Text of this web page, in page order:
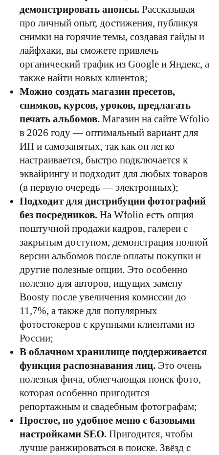
демонстрировать анонсы. Рассказывая
про личный опыт, достижения, публикуя
снимки на горячие темы, создавая гайды и
лайфхаки, вы сможете привлечь
органический трафик из Google и Яндекс, а
также найти новых клиентов;
Можно создать магазин пресетов,
снимков, курсов, уроков, предлагать
печать альбомов. Магазин на сайте Wfolio
в 2026 году — оптимальный вариант для
ИП и самозанятых, так как он легко
настраивается, быстро подключается к
эквайрингу и подходит для любых товаров
(в первую очередь — электронных);
Подходит для дистрибуции фотографий
без посредников. На Wfolio есть опция
поштучной продажи кадров, галереи с
закрытым доступом, демонстрация полной
версии альбомов после оплаты покупки и
другие полезные опции. Это особенно
полезно для авторов, ищущих замену
Boosty после увеличения комиссии до
11,7%, а также для популярных
фотостокеров с крупными клиентами из
России;
В облачном хранилище поддерживается
функция распознавания лиц. Это очень
полезная фича, облегчающая поиск фото,
которая особенно пригодится
репортажным и свадебным фотографам;
Простое, но удобное меню с базовыми
настройками SEO. Пригодится, чтобы
лучше ранжироваться в поиске. Звёзд с